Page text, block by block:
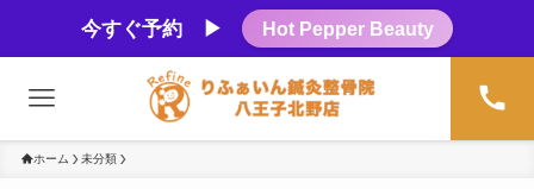
今すぐ予約 ▶ Hot Pepper Beauty
ホーム 未分類